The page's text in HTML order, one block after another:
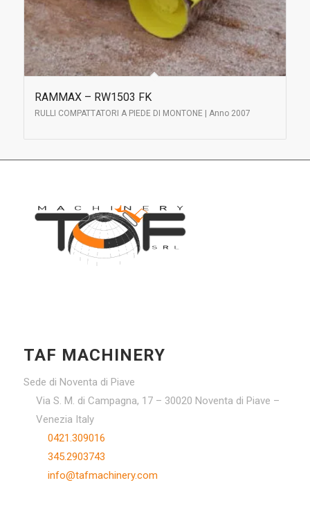
RAMMAX – RW1503 FK
RULLI COMPATTATORI A PIEDE DI MONTONE | Anno 2007
TAF MACHINERY
Sede di Noventa di Piave
Via S. M. di Campagna, 17 – 30020 Noventa di Piave –
Venezia Italy
0421.309016
345.2903743
info@tafmachinery.com